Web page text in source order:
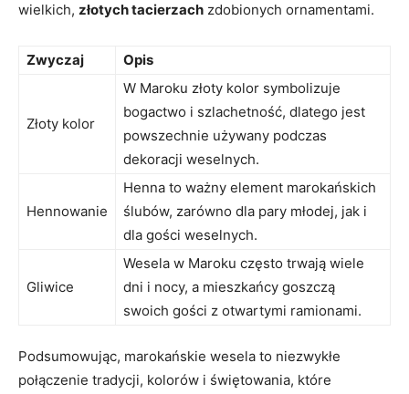
wielkich, złotych tacierzach zdobionych ornamentami.
Zwyczaj Opis
Złoty ⁢kolor
W Maroku złoty kolor symbolizuje
bogactwo i szlachetność, dlatego jest
powszechnie używany podczas‌
dekoracji weselnych.
Hennowanie
Henna to ważny ⁢element marokańskich
ślubów, zarówno dla pary młodej, jak i
dla gości weselnych.
Gliwice
Wesela‍ w Maroku ⁤często trwają wiele​
dni i⁣ nocy, ⁤a mieszkańcy goszczą
swoich gości z otwartymi ramionami.
Podsumowując, ​marokańskie ‌wesela to niezwykłe
połączenie tradycji, kolorów i świętowania, które⁣